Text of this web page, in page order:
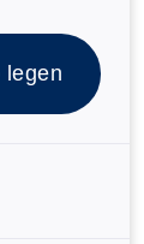
legen